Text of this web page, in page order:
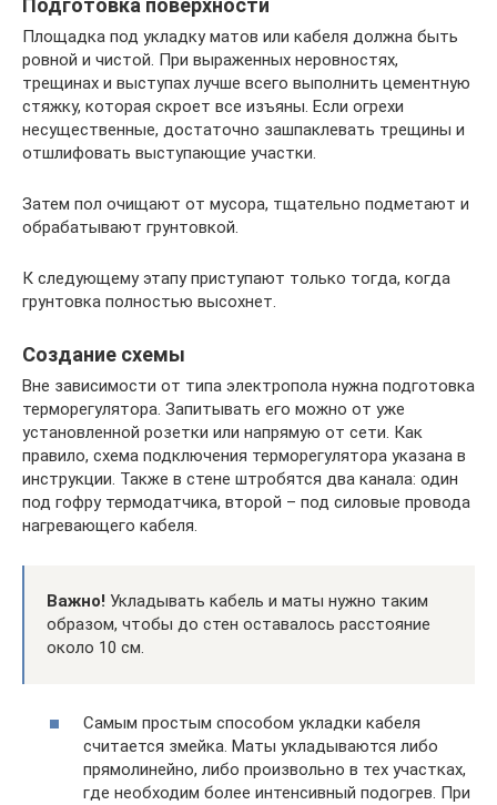
Подготовка поверхности
Площадка под укладку матов или кабеля должна быть
ровной и чистой. При выраженных неровностях,
трещинах и выступах лучше всего выполнить цементную
стяжку, которая скроет все изъяны. Если огрехи
несущественные, достаточно зашпаклевать трещины и
отшлифовать выступающие участки.
Затем пол очищают от мусора, тщательно подметают и
обрабатывают грунтовкой.
К следующему этапу приступают только тогда, когда
грунтовка полностью высохнет.
Создание схемы
Вне зависимости от типа электропола нужна подготовка
терморегулятора. Запитывать его можно от уже
установленной розетки или напрямую от сети. Как
правило, схема подключения терморегулятора указана в
инструкции. Также в стене штробятся два канала: один
под гофру термодатчика, второй – под силовые провода
нагревающего кабеля.
Важно! Укладывать кабель и маты нужно таким
образом, чтобы до стен оставалось расстояние
около 10 см.
Самым простым способом укладки кабеля
считается змейка. Маты укладываются либо
прямолинейно, либо произвольно в тех участках,
где необходим более интенсивный подогрев. При